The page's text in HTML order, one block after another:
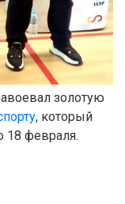
золотую
, который
18 февраля.